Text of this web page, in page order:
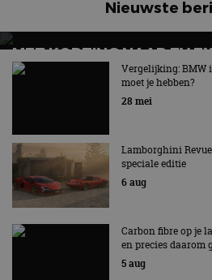
Nieuwste
MET KORTING NAAR EV
AUTORAI REGELT HET!
EV Experience 2026 van 24 tot
Vergelijking: BMW
moet je hebben?
28 mei
Lamborghini
speciale editie
6 aug
Carbon fibre op je
en precies daarom
5 aug